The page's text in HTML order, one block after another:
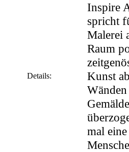
Details:
Inspire
spricht
Malerei
Raum
Kunst
mal